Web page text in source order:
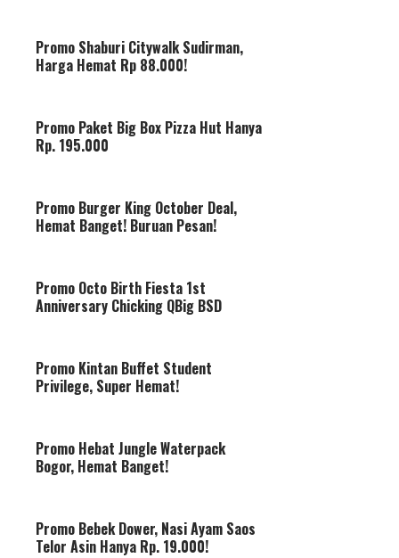
Promo Shaburi Citywalk Sudirman,
Harga Hemat Rp 88.000!
Promo Paket Big Box Pizza Hut Hanya
Rp. 195.000
Promo Burger King October Deal,
Hemat Banget! Buruan Pesan!
Promo Octo Birth Fiesta 1st
Anniversary Chicking QBig BSD
Promo Kintan Buffet Student
Privilege, Super Hemat!
Promo Hebat Jungle Waterpack
Bogor, Hemat Banget!
Promo Bebek Dower, Nasi Ayam Saos
Telor Asin Hanya Rp. 19.000!